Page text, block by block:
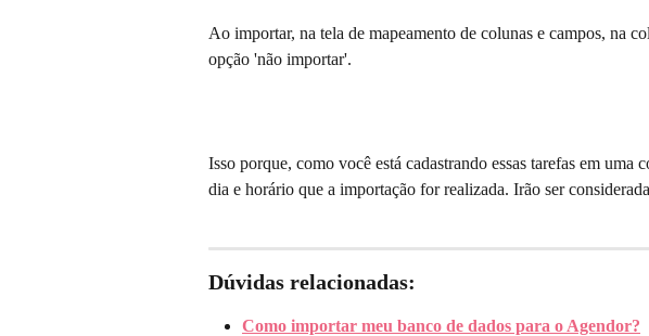
Ao importar, na tela de mapeamento de colunas e campos, na
opção 'não importar'.
Isso porque, como você está cadastrando essas tarefas em uma
dia e horário que a importação for realizada. Irão ser
Dúvidas relacionadas:
Como importar meu banco de dados para o Agendor?